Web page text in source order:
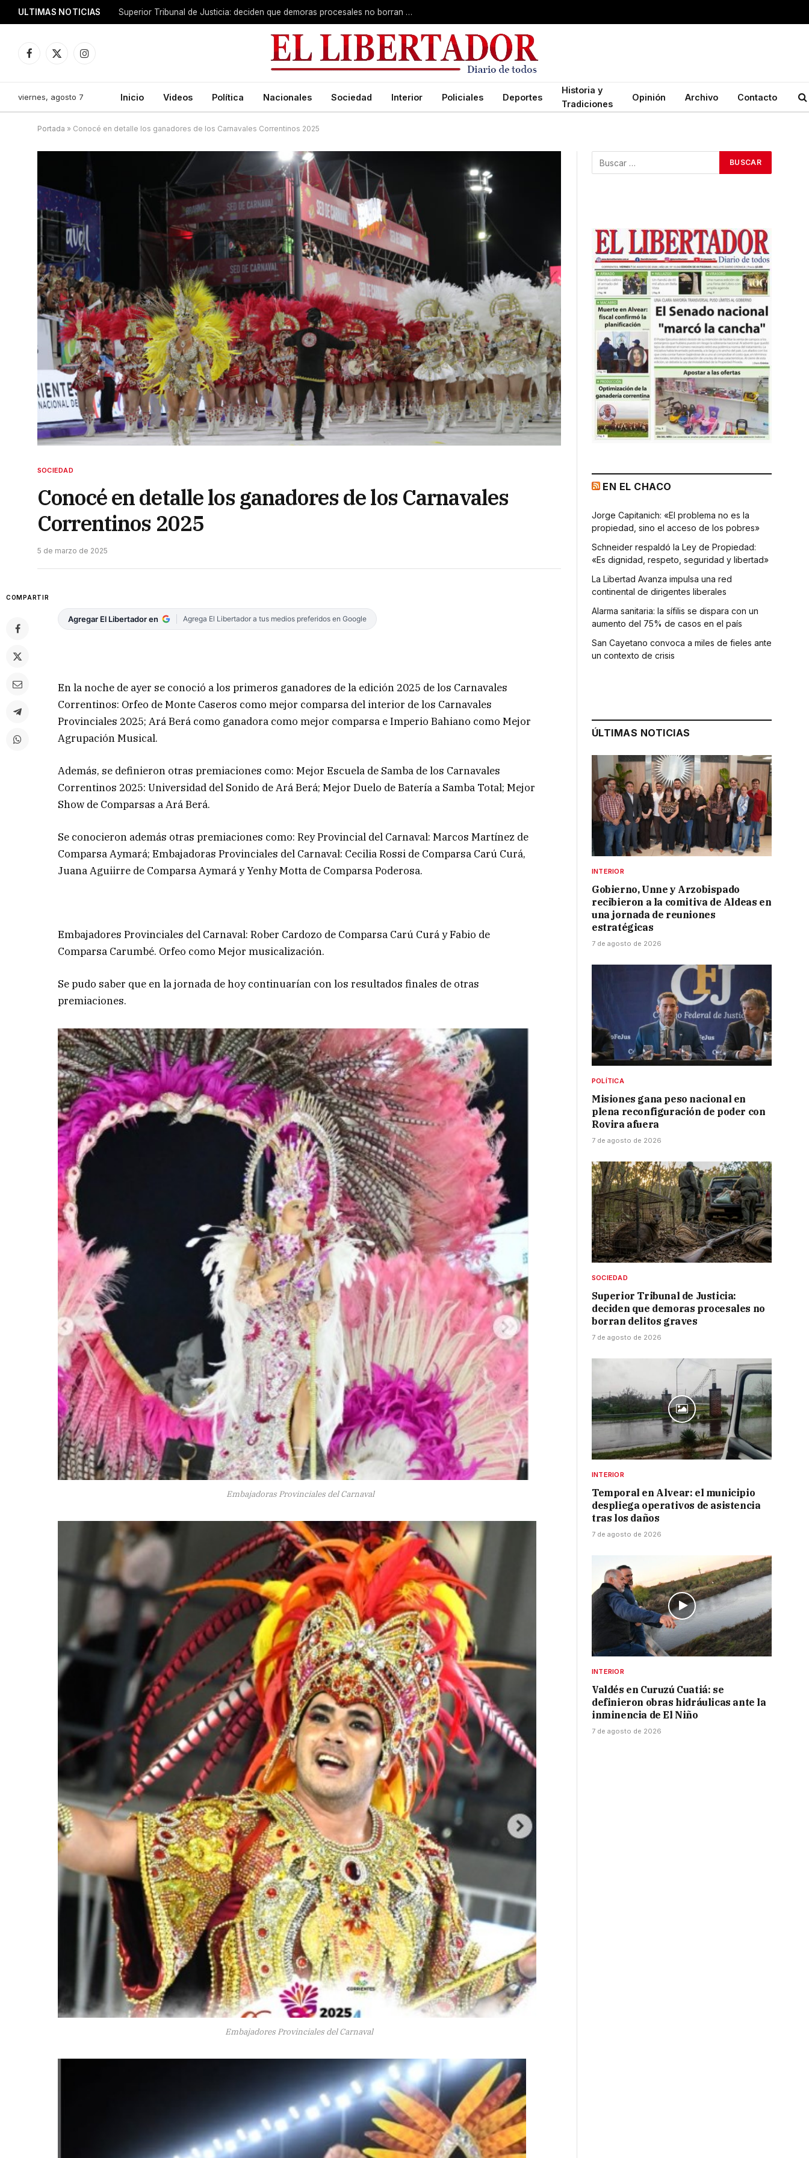
ULTIMAS NOTICIAS Superior Tribunal de Justicia: deciden que demoras procesales no borran delitos graves
Facebook
X
Instagram
viernes, agosto 7 Inicio Videos Política Nacionales Sociedad Interior Policiales Deportes
Historia y
Tradiciones
Opinión Archivo Contacto
Portada » Conocé en detalle los ganadores de los Carnavales Correntinos 2025
SOCIEDAD
Conocé en detalle los ganadores de los Carnavales
Correntinos 2025
5 de marzo de 2025
COMPARTIR
Agregar El Libertador en Agrega El Libertador a tus medios preferidos en Google
En la noche de ayer se conoció a los primeros ganadores de la edición 2025 de los Carnavales
Correntinos: Orfeo de Monte Caseros como mejor comparsa del interior de los Carnavales
Provinciales 2025; Ará Berá como ganadora como mejor comparsa e Imperio Bahiano como Mejor
Agrupación Musical.
Además, se definieron otras premiaciones como: Mejor Escuela de Samba de los Carnavales
Correntinos 2025: Universidad del Sonido de Ará Berá; Mejor Duelo de Batería a Samba Total; Mejor
Show de Comparsas a Ará Berá.
Se conocieron además otras premiaciones como: Rey Provincial del Carnaval: Marcos Martínez de
Comparsa Aymará; Embajadoras Provinciales del Carnaval: Cecilia Rossi de Comparsa Carú Curá,
Juana Aguiirre de Comparsa Aymará y Yenhy Motta de Comparsa Poderosa.
Embajadores Provinciales del Carnaval: Rober Cardozo de Comparsa Carú Curá y Fabio de
Comparsa Carumbé. Orfeo como Mejor musicalización.
Se pudo saber que en la jornada de hoy continuarían con los resultados finales de otras
premiaciones.
Embajadoras Provinciales del Carnaval
Embajadores Provinciales del Carnaval
EN EL CHACO
Jorge Capitanich: «El problema no es la
propiedad, sino el acceso de los pobres»
Schneider respaldó la Ley de Propiedad:
«Es dignidad, respeto, seguridad y libertad»
La Libertad Avanza impulsa una red
continental de dirigentes liberales
Alarma sanitaria: la sífilis se dispara con un
aumento del 75% de casos en el país
San Cayetano convoca a miles de fieles ante
un contexto de crisis
ÚLTIMAS NOTICIAS
INTERIOR
Gobierno, Unne y Arzobispado
recibieron a la comitiva de Aldeas en
una jornada de reuniones
estratégicas
7 de agosto de 2026
POLÍTICA
Misiones gana peso nacional en
plena reconfiguración de poder con
Rovira afuera
7 de agosto de 2026
SOCIEDAD
Superior Tribunal de Justicia:
deciden que demoras procesales no
borran delitos graves
7 de agosto de 2026
INTERIOR
Temporal en Alvear: el municipio
despliega operativos de asistencia
tras los daños
7 de agosto de 2026
INTERIOR
Valdés en Curuzú Cuatiá: se
definieron obras hidráulicas ante la
inminencia de El Niño
7 de agosto de 2026